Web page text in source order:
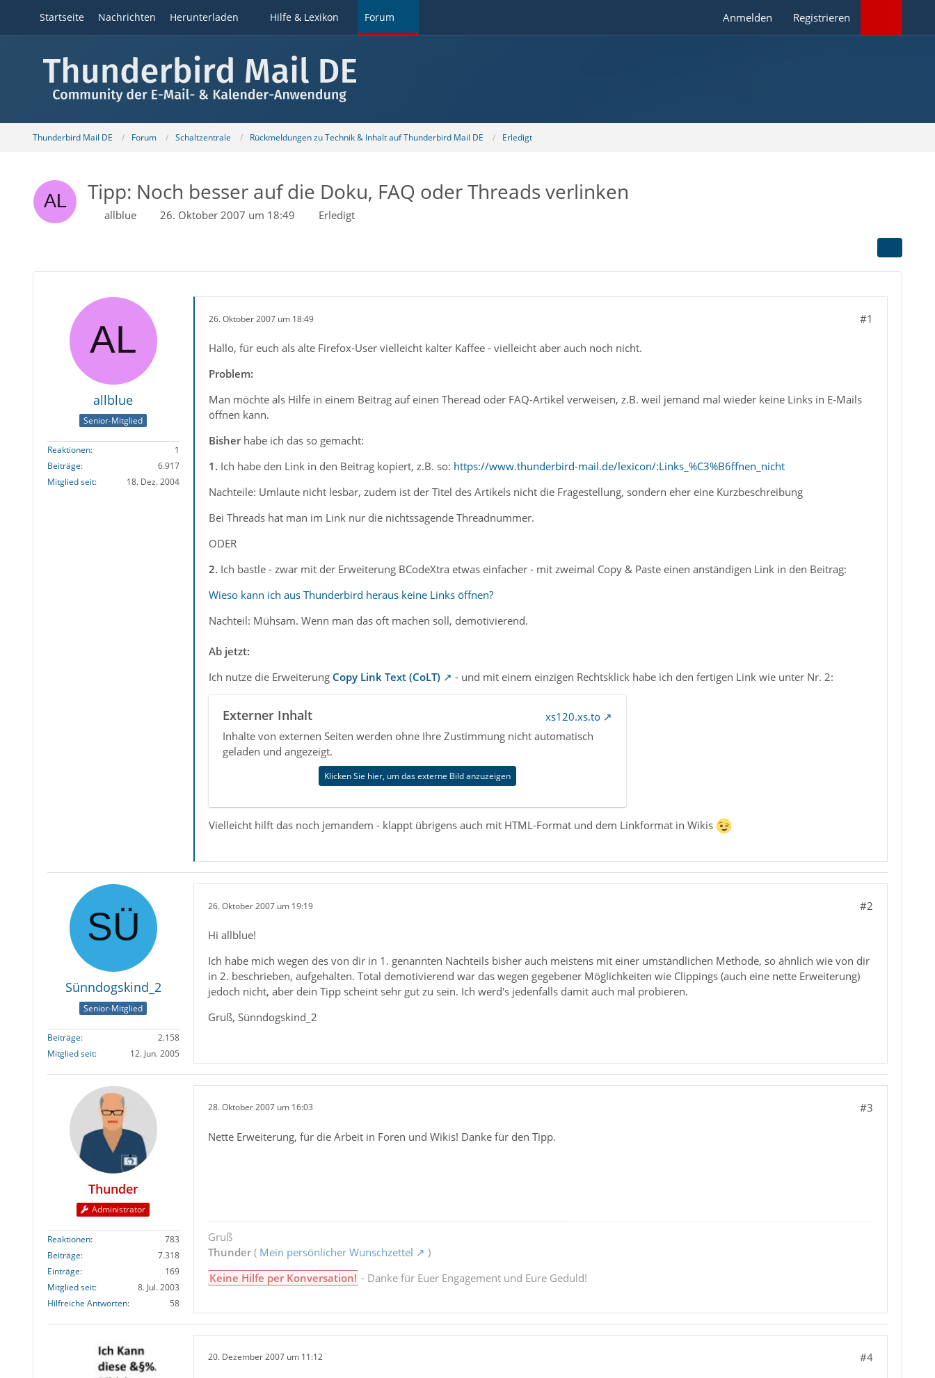
Startseite Nachrichten Herunterladen Hilfe & Lexikon Forum Anmelden Registrieren
Thunderbird Mail DE Forum Schaltzentrale Rückmeldungen zu Technik & Inhalt auf Thunderbird Mail DE Erledigt
Tipp: Noch besser auf die Doku, FAQ oder Threads verlinken
allblue 26. Oktober 2007 um 18:49 Erledigt
allblue
Senior-Mitglied
Reaktionen
1
Beiträge
6.917
Mitglied seit
18. Dez. 2004
26. Oktober 2007 um 18:49 #1
Hallo, für euch als alte Firefox-User vielleicht kalter Kaffee - vielleicht aber auch noch nicht.
Problem:
Man möchte als Hilfe in einem Beitrag auf einen Theread oder FAQ-Artikel verweisen, z.B. weil jemand mal wieder keine Links in E-Mails
öffnen kann.
Bisher habe ich das so gemacht:
1. Ich habe den Link in den Beitrag kopiert, z.B. so: https://www.thunderbird-mail.de/lexicon/:Links_%C3%B6ffnen_nicht
Nachteile: Umlaute nicht lesbar, zudem ist der Titel des Artikels nicht die Fragestellung, sondern eher eine Kurzbeschreibung
Bei Threads hat man im Link nur die nichtssagende Threadnummer.
ODER
2. Ich bastle - zwar mit der Erweiterung BCodeXtra etwas einfacher - mit zweimal Copy & Paste einen anständigen Link in den Beitrag:
Wieso kann ich aus Thunderbird heraus keine Links öffnen?
Nachteil: Mühsam. Wenn man das oft machen soll, demotivierend.
Ab jetzt:
Ich nutze die Erweiterung Copy Link Text (CoLT) - und mit einem einzigen Rechtsklick habe ich den fertigen Link wie unter Nr. 2:
Externer Inhalt
xs120.xs.to
Inhalte von externen Seiten werden ohne Ihre Zustimmung nicht automatisch
geladen und angezeigt.
Klicken Sie hier, um das externe Bild anzuzeigen
Vielleicht hilft das noch jemandem - klappt übrigens auch mit HTML-Format und dem Linkformat in Wikis
Sünndogskind_2
Senior-Mitglied
Beiträge
2.158
Mitglied seit
12. Jun. 2005
26. Oktober 2007 um 19:19 #2
Hi allblue!
Ich habe mich wegen des von dir in 1. genannten Nachteils bisher auch meistens mit einer umständlichen Methode, so ähnlich wie von dir
in 2. beschrieben, aufgehalten. Total demotivierend war das wegen gegebener Möglichkeiten wie Clippings (auch eine nette Erweiterung)
jedoch nicht, aber dein Tipp scheint sehr gut zu sein. Ich werd's jedenfalls damit auch mal probieren.
Gruß, Sünndogskind_2
Thunder
Administrator
Reaktionen
783
Beiträge
7.318
Einträge
169
Mitglied seit
8. Jul. 2003
Hilfreiche Antworten
58
28. Oktober 2007 um 16:03 #3
Nette Erweiterung, für die Arbeit in Foren und Wikis! Danke für den Tipp.
Gruß
Thunder( Mein persönlicher Wunschzettel
)
Keine Hilfe per Konversation! - Danke für Euer Engagement und Eure Geduld!
20. Dezember 2007 um 11:12 #4